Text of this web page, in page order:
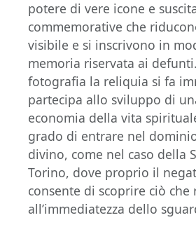
potere di vere icone e
commemorative che
visibile e si inscrivono in
memoria riservata ai
fotografia la reliquia si fa
partecipa allo sviluppo di
economia della vita
grado di entrare nel
divino, come nel caso della
Torino, dove proprio il
consente di scoprire ciò che
all’immediatezza dello